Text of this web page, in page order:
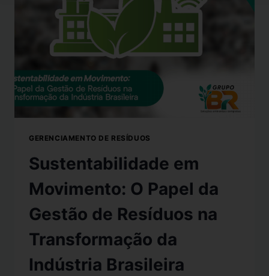
GERENCIAMENTO DE RESÍDUOS
Sustentabilidade em
Movimento: O Papel da
Gestão de Resíduos na
Transformação da
Indústria Brasileira